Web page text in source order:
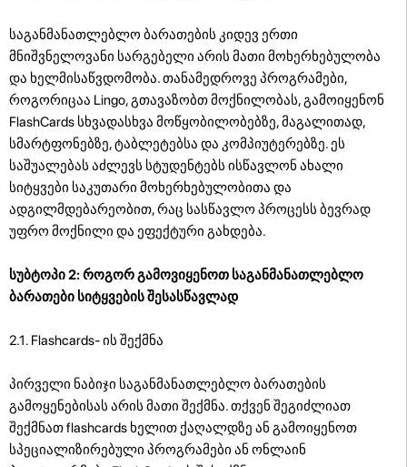
საგანმანათლებლო ბარათების კიდევ ერთი
მნიშვნელოვანი სარგებელი არის მათი მოხერხებულობა
და ხელმისაწვდომობა. თანამედროვე პროგრამები,
როგორიცაა Lingo, გთავაზობთ მოქნილობას, გამოიყენონ
FlashCards სხვადასხვა მოწყობილობებზე, მაგალითად,
სმარტფონებზე, ტაბლეტებსა და კომპიუტერებზე. ეს
საშუალებას აძლევს სტუდენტებს ისწავლონ ახალი
სიტყვები საკუთარი მოხერხებულობითა და
ადგილმდებარეობით, რაც სასწავლო პროცესს ბევრად
უფრო მოქნილი და ეფექტური გახდება.
სუბტოპი 2: როგორ გამოვიყენოთ საგანმანათლებლო
ბარათები სიტყვების შესასწავლად
2.1. Flashcards- ის შექმნა
პირველი ნაბიჯი საგანმანათლებლო ბარათების
გამოყენებისას არის მათი შექმნა. თქვენ შეგიძლიათ
შექმნათ flashcards ხელით ქაღალდზე ან გამოიყენოთ
სპეციალიზირებული პროგრამები ან ონლაინ